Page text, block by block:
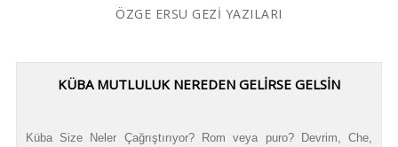
ÖZGE ERSU GEZİ YAZILARI
KÜBA MUTLULUK NEREDEN GELİRSE GELSİN
Küba Size Neler Çağrıştırıyor? Rom veya puro? Devrim, Che,